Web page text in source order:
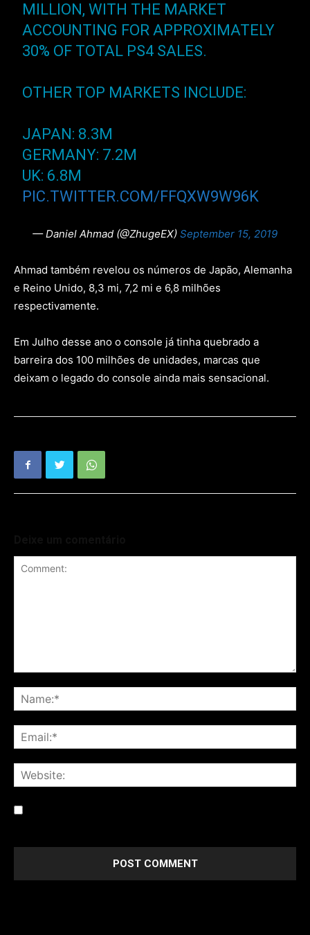
MILLION, WITH THE MARKET
ACCOUNTING FOR APPROXIMATELY
30% OF TOTAL PS4 SALES.
OTHER TOP MARKETS INCLUDE:
JAPAN: 8.3M
GERMANY: 7.2M
UK: 6.8M
PIC.TWITTER.COM/FFQXW9W96K
— Daniel Ahmad (@ZhugeEX) September 15, 2019
Ahmad também revelou os números de Japão, Alemanha
e Reino Unido, 8,3 mi, 7,2 mi e 6,8 milhões
respectivamente.
Em Julho desse ano o console já tinha quebrado a
barreira dos 100 milhões de unidades, marcas que
deixam o legado do console ainda mais sensacional.